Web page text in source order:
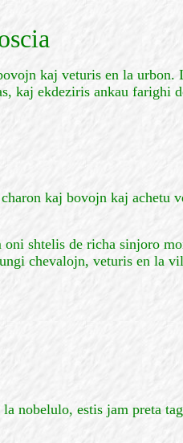
kaj veturis en la
kaj ekdeziris ankau farighi
kaj bovojn kaj
shtelis de richa sinjoro
chevalojn, veturis en la
nobelulo, estis jam preta